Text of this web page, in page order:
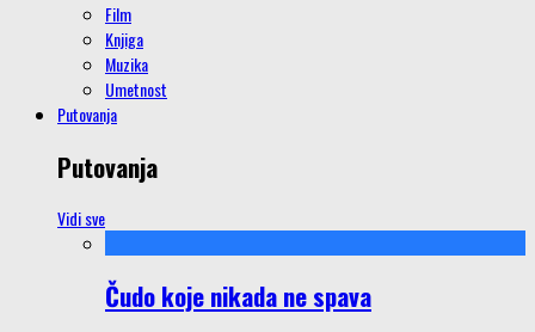
Film
Knjiga
Muzika
Umetnost
Putovanja
Putovanja
Vidi sve
Čudo koje nikada ne spava